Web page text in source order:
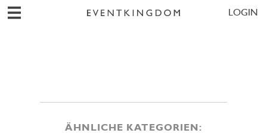
LOGIN
ÄHNLICHE KATEGORIEN: